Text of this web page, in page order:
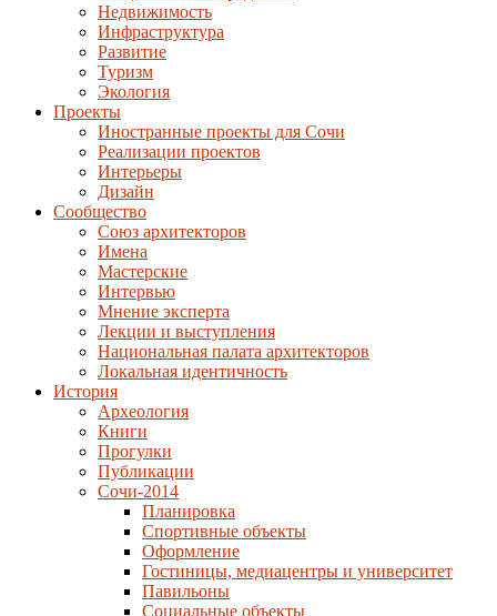
Недвижимость
Инфраструктура
Развитие
Туризм
Экология
Проекты
Иностранные проекты для Сочи
Реализации проектов
Интерьеры
Дизайн
Сообщество
Союз архитекторов
Имена
Мастерские
Интервью
Мнение эксперта
Лекции и выступления
Национальная палата архитекторов
Локальная идентичность
История
Археология
Книги
Прогулки
Публикации
Сочи-2014
Планировка
Спортивные объекты
Оформление
Гостиницы, медиацентры и университет
Павильоны
Социальные объекты